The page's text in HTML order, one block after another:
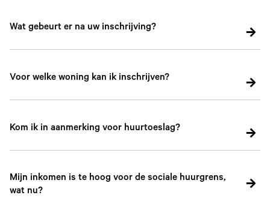
Wat gebeurt er na uw inschrijving?
Voor welke woning kan ik inschrijven?
Kom ik in aanmerking voor huurtoeslag?
Mijn inkomen is te hoog voor de sociale huurgrens,
wat nu?